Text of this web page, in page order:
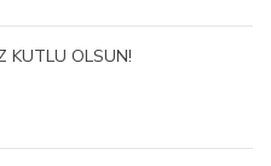
KUTLU OLSUN!